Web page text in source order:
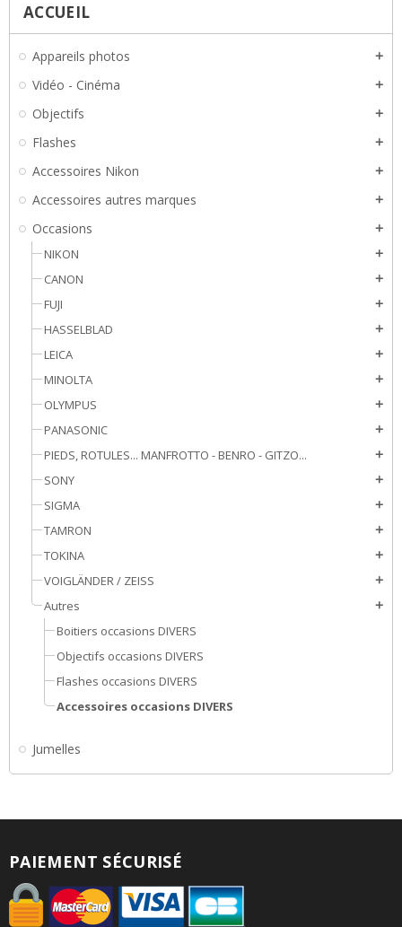
ACCUEIL
Appareils photos add
Vidéo - Cinéma add
Objectifs add
Flashes add
Accessoires Nikon add
Accessoires autres marques add
Occasions add
NIKON add
CANON add
FUJI add
HASSELBLAD add
LEICA add
MINOLTA add
OLYMPUS add
PANASONIC add
PIEDS, ROTULES... MANFROTTO - BENRO - GITZO... add
SONY add
SIGMA add
TAMRON add
TOKINA add
VOIGLÄNDER / ZEISS add
Autres add
Boitiers occasions DIVERS
Objectifs occasions DIVERS
Flashes occasions DIVERS
Accessoires occasions DIVERS
Jumelles
PAIEMENT SÉCURISÉ